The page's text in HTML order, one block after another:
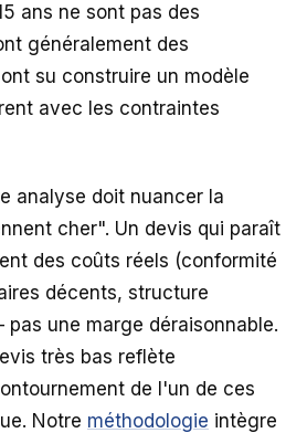
ans ne sont pas des
généralement des
su construire un modèle
avec les contraintes
analyse doit nuancer la
cher". Un devis qui paraît
des coûts réels (conformité
décents, structure
une marge déraisonnable.
très bas reflète
de l'un de ces
Notre méthodologie intègre